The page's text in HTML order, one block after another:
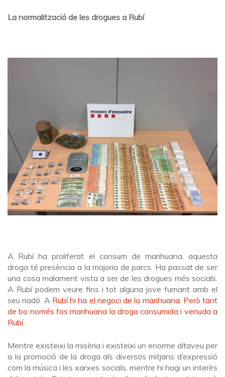
La normalització de les drogues a Rubí
A Rubí ha proliferat el consum de marihuana, aquesta
droga té presència a la majoria de parcs. Ha passat de ser
una cosa malament vista a ser de les drogues més socials.
A Rubí podem veure fins i tot alguna jove fumant amb el
seu nadó. A Rubí hi ha el negoci de la marihuana Però tant
de bo només fos marihuana la droga consumida i venuda a
Rubí.
Mentre existeixi la misèria i existeixi un enorme altaveu per
a la promoció de la droga als diversos mitjans d’expressió
com la música i les xarxes socials, mentre hi hagi un interès